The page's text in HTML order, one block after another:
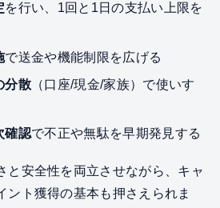
を行い、1回と1日の支払い上限を
で送金や機能制限を広げる
分散 （口座/現金/家族）で使いす
確認で不正や無駄を早期発見する
と安全性を両立させながら、キャ
ント獲得の基本も押さえられま